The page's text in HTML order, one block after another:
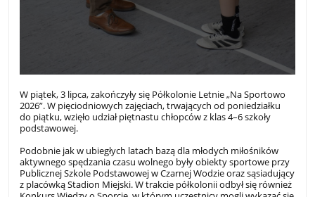
W piątek, 3 lipca, zakończyły się Półkolonie Letnie „Na Sportowo
2026”. W pięciodniowych zajęciach, trwających od poniedziałku
do piątku, wzięło udział piętnastu chłopców z klas 4–6 szkoły
podstawowej.
Podobnie jak w ubiegłych latach bazą dla młodych miłośników
aktywnego spędzania czasu wolnego były obiekty sportowe przy
Publicznej Szkole Podstawowej w Czarnej Wodzie oraz sąsiadujący
z placówką Stadion Miejski. W trakcie półkolonii odbył się również